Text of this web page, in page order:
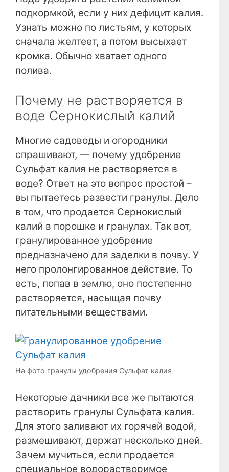
подкормкой, если у них дефицит калия.
Узнать можно по листьям, у которых
сначала желтеет, а потом высыхает
кромка. Обычно хватает одного
полива.
Почему не растворяется в
воде Сернокислый калий
Многие садоводы и огородники
спрашивают, — почему удобрение
Сульфат калия не растворяется в
воде? Ответ на это вопрос простой –
вы пытаетесь развести гранулы. Дело
в том, что продается Сернокислый
калий в порошке и гранулах. Так вот,
гранулированное удобрение
предназначено для заделки в почву. У
него пролонгированное действие. То
есть, попав в землю, оно постепенно
растворяется, насыщая почву
питательными веществами.
На фото гранулы удобрения Сульфат калия
Некоторые дачники все же пытаются
растворить гранулы Сульфата калия.
Для этого заливают их горячей водой,
размешивают, держат несколько дней.
Зачем мучиться, если продается
специальное водорастворимое